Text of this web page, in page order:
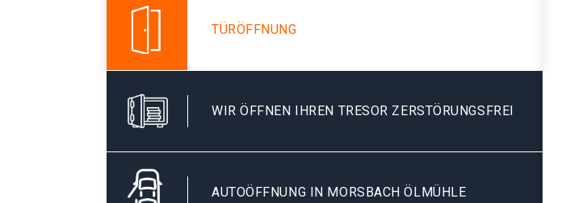
TÜRÖFFNUNG
WIR ÖFFNEN IHREN TRESOR ZERSTÖRUNGSFREI
AUTOÖFFNUNG IN MORSBACH ÖLMÜHLE